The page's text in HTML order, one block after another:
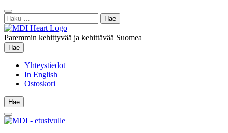
Siirry
sisältöön
Sulje
hae
Haku:
Paremmin kehittyvää ja kehittävää Suomea
Hae
Hae
Yhteystiedot
In English
Ostoskori
Hae
Hae
Main
Menu